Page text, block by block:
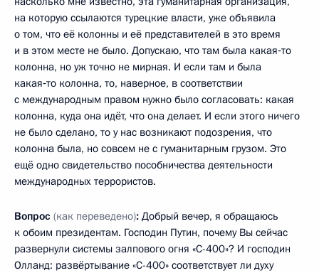
на которую ссылаются турецкие власти, уже объявила
о том, что её колонны и её представителей в это время
и в этом месте не было. Допускаю, что там была какая‑то
колонна, но уж точно не мирная. И если там и была
какая‑то колонна, то, наверное, в соответствии
с международным правом нужно было согласовать: какая
колонна, куда она идёт, что она делает. И если этого ничего
не было сделано, то у нас возникают подозрения, что
колонна была, но совсем не с гуманитарным грузом. Это
ещё одно свидетельство пособничества деятельности
международных террористов.
Вопрос (как переведено): Добрый вечер, я обращаюсь
к обоим президентам. Господин Путин, почему Вы сейчас
развернули системы залпового огня «С-400»? И господин
Олланд: развёртывание «С-400» соответствует ли духу